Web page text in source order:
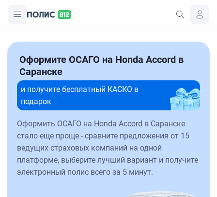
Оформите ОСАГО на Honda Accord в
Саранске
и получите бесплатный КАСКО в
подарок
Оформить ОСАГО на Honda Accord в Саранске
стало еще проще - сравните предложения от 15
ведущих страховых компаний на одной
платформе, выберите лучший вариант и получите
электронный полис всего за 5 минут.